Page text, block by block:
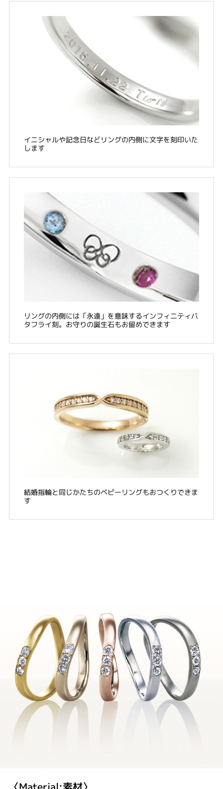
す。1オクターヴとふたりの未来が無限に輝き続けますように。過去と現在
が響き合い明日へ続いていくこの道をこれから一緒に歩まれるおふたりの永
遠の幸福を願うセミオーダーブライダルリングです。
イニシャルや記念日などリングの内側に文字を刻印いた
します
リングの内側には「永遠」を意味するインフィニティバ
タフライ刻。お守りの誕生石もお留めできます
結婚指輪と同じかたちのベビーリングもおつくりできま
す